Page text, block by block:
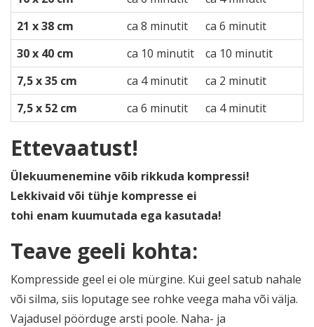
21 x 38 cm
ca 8 minutit
ca 6 minutit
30 x 40 cm
ca 10 minutit
ca 10 minutit
7,5 x 35 cm
ca 4 minutit
ca 2 minutit
7,5 x 52 cm
ca 6 minutit ca 4 minutit
Ettevaatust!
Ülekuumenemine võib rikkuda kompressi!
Lekkivaid või tühje kompresse ei
tohi enam kuumutada ega kasutada!
Teave geeli kohta:
Kompresside geel ei ole mürgine. Kui geel satub nahale
või silma, siis loputage see rohke veega maha või välja.
Vajadusel pöörduge arsti poole. Naha- ja